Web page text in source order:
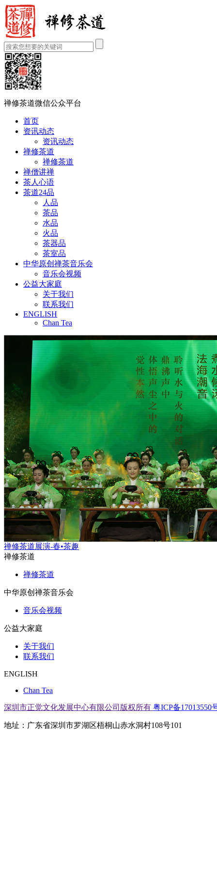
禅修茶道微信公众平台
首页
资讯动态
资讯动态
禅修茶道
禅修茶道
禅僧讲禅
茶人心语
茶道24品
人品
茶品
水品
火品
茶器品
茶室品
中华原创禅茶音乐会
音乐会视频
公益大家庭
关于我们
联系我们
ENGLISH
Chan Tea
禅修茶道展演-春•茶趣
禅修茶道
禅修茶道
中华原创禅茶音乐会
音乐会视频
公益大家庭
关于我们
联系我们
ENGLISH
Chan Tea
深圳市正觉文化发展中心有限公司版权所有 粤ICP备17013550
地址：广东省深圳市罗湖区梧桐山赤水洞村108号101